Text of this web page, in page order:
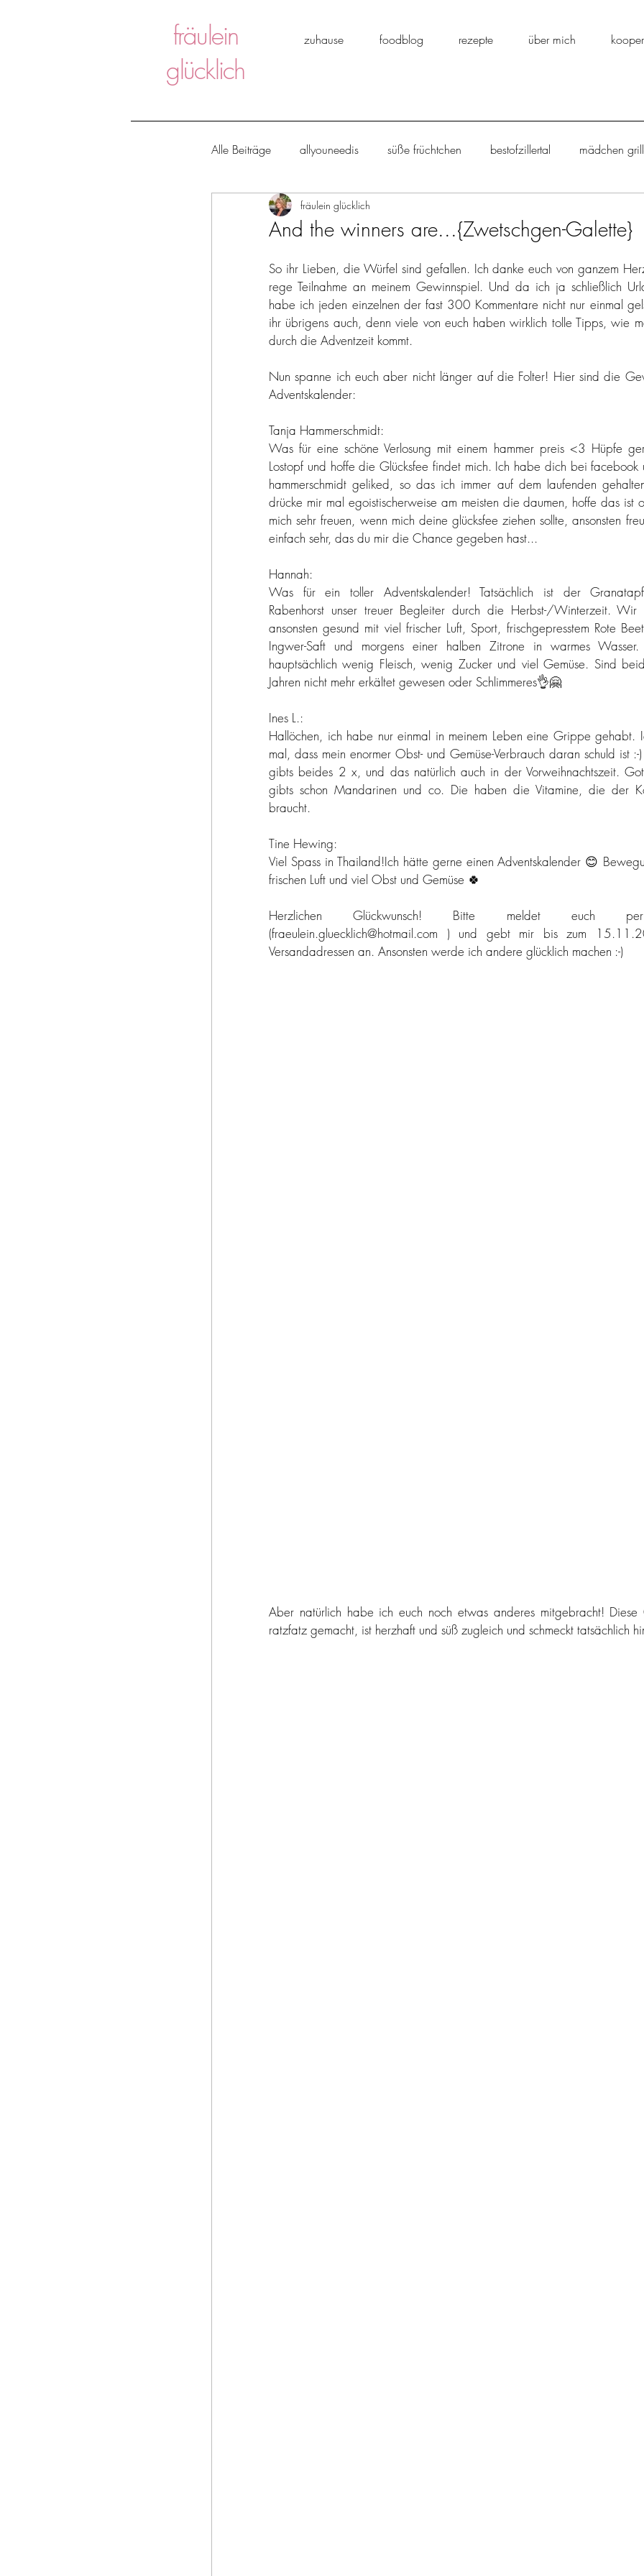
fräulein
glücklich
zuhause foodblog rezepte über mich
Alle Beiträge allyouneedis süße früchtchen bestofzillertal mädchen
ice ice baby backe backe kuchen
huch, fräulein glücklich kann ja au einfach lecker aus dem suppentopf
bella italia prost hüftgold in kleinen mengen fräulein glücklich geht
pasta e basta tarte tataaa typisch österreich vegan vegetarisch
werbung urlaubimherzen
And the winners are...{Zwetschgen-Galette}
fräulein glücklich
So ihr Lieben, die Würfel sind gefallen. Ich danke euch von ganzem
rege Teilnahme an meinem Gewinnspiel. Und da ich ja schließlich
habe ich jeden einzelnen der fast 300 Kommentare nicht nur einmal
ihr übrigens auch, denn viele von euch haben wirklich tolle Tipps, wie
durch die Adventzeit kommt.
Nun spanne ich euch aber nicht länger auf die Folter! Hier sind die
Adventskalender:
Tanja Hammerschmidt:
Was für eine schöne Verlosung mit einem hammer preis <3 Hüpfe
Lostopf und hoffe die Glücksfee findet mich. Ich habe dich bei facebook
hammerschmidt geliked, so das ich immer auf dem laufenden
drücke mir mal egoistischerweise am meisten die daumen, hoffe das ist
mich sehr freuen, wenn mich deine glücksfee ziehen sollte, ansonsten
einfach sehr, das du mir die Chance gegeben hast...
Hannah:
Was für ein toller Adventskalender! Tatsächlich ist der
Rabenhorst unser treuer Begleiter durch die Herbst-/Winterzeit. Wir
ansonsten gesund mit viel frischer Luft, Sport, frischgepresstem Rote
Ingwer-Saft und morgens einer halben Zitrone in warmes Wasser.
hauptsächlich wenig Fleisch, wenig Zucker und viel Gemüse. Sind
Jahren nicht mehr erkältet gewesen oder Schlimmeres👌🤗
Ines L.:
Hallöchen, ich habe nur einmal in meinem Leben eine Grippe gehabt.
mal, dass mein enormer Obst- und Gemüse-Verbrauch daran schuld ist :-
gibts beides 2 x, und das natürlich auch in der Vorweihnachtszeit.
gibts schon Mandarinen und co. Die haben die Vitamine, die der
braucht.
Tine Hewing:
Viel Spass in Thailand!Ich hätte gerne einen Adventskalender 😊
frischen Luft und viel Obst und Gemüse 🍀
Herzlichen Glückwunsch! Bitte meldet euch
(fraeulein.gluecklich@hotmail.com ) und gebt mir bis zum
Versandadressen an. Ansonsten werde ich andere glücklich machen :-)
Aber natürlich habe ich euch noch etwas anderes mitgebracht! Diese
ratzfatz gemacht, ist herzhaft und süß zugleich und schmeckt tatsächlich